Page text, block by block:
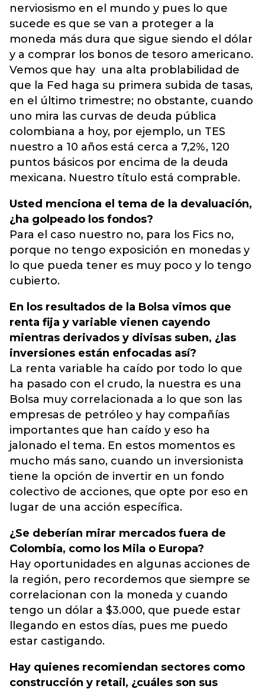
nerviosismo en el mundo y pues lo que
sucede es que se van a proteger a la
moneda más dura que sigue siendo el dólar
y a comprar los bonos de tesoro americano.
Vemos que hay una alta problabilidad de
que la Fed haga su primera subida de tasas,
en el último trimestre; no obstante, cuando
uno mira las curvas de deuda pública
colombiana a hoy, por ejemplo, un TES
nuestro a 10 años está cerca a 7,2%, 120
puntos básicos por encima de la deuda
mexicana. Nuestro título está comprable.
Usted menciona el tema de la devaluación,
¿ha golpeado los fondos?
Para el caso nuestro no, para los Fics no,
porque no tengo exposición en monedas y
lo que pueda tener es muy poco y lo tengo
cubierto.
En los resultados de la Bolsa vimos que
renta fija y variable vienen cayendo
mientras derivados y divisas suben, ¿las
inversiones están enfocadas así?
La renta variable ha caído por todo lo que
ha pasado con el crudo, la nuestra es una
Bolsa muy correlacionada a lo que son las
empresas de petróleo y hay compañías
importantes que han caído y eso ha
jalonado el tema. En estos momentos es
mucho más sano, cuando un inversionista
tiene la opción de invertir en un fondo
colectivo de acciones, que opte por eso en
lugar de una acción específica.
¿Se deberían mirar mercados fuera de
Colombia, como los Mila o Europa?
Hay oportunidades en algunas acciones de
la región, pero recordemos que siempre se
correlacionan con la moneda y cuando
tengo un dólar a $3.000, que puede estar
llegando en estos días, pues me puedo
estar castigando.
Hay quienes recomiendan sectores como
construcción y retail, ¿cuáles son sus